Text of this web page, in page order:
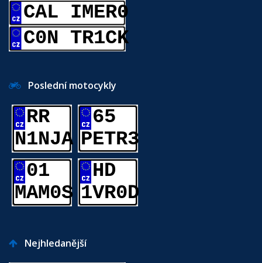
CAL IMER0
C0N TR1CK
Poslední motocykly
RR
N1NJA
65
PETR3
01
MAM0S
HD
1VR0D
Nejhledanější